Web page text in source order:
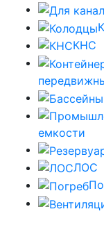
КНС
емкости
ЛОС